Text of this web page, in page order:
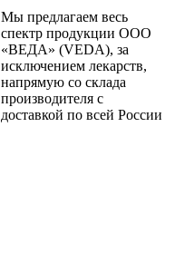
Мы предлагаем весь
спектр продукции ООО
«ВЕДА» (VEDA), за
исключением лекарств,
напрямую со склада
производителя с
доставкой по всей России